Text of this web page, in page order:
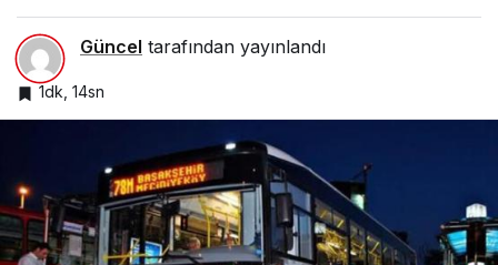
Güncel tarafından yayınlandı
1dk, 14sn